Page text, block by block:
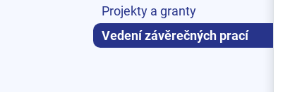
Projekty a granty
Vedení závěrečných prací